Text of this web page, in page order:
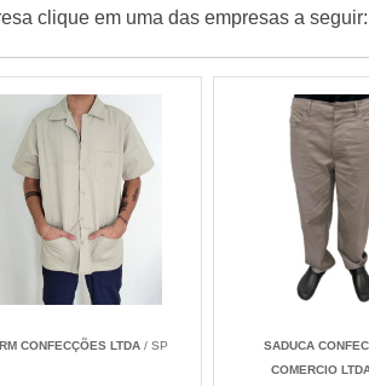
clique em uma das empresas a seguir:
CONFECÇÕES LTDA / SP
SADUCA
COMERCIO